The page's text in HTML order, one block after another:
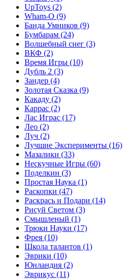
UpToys (2)
Wham-O (9)
Банда Умников (9)
Бумбарам (24)
Волшебный снег (3)
ВКФ (2)
Время Игры (10)
Дубль 2 (3)
Зандер (4)
Золотая Сказка (9)
Какаду (2)
Каррас (2)
Лас Играс (17)
Лео (2)
Луч (2)
Лучшие Эксперименты (16)
Мазалики (33)
Нескучные Игры (60)
Поделкин (3)
Простая Наука (1)
Раскопки (47)
Раскрась и Подари (14)
Рисуй Светом (3)
Смышленый (1)
Трюки Науки (17)
Фрея (10)
Школа талантов (1)
Эврики (10)
Юнландия (2)
Эврикус (11)